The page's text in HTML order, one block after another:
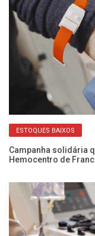
ESTOQUES BAIXOS
Campanha solidária
Hemocentro de